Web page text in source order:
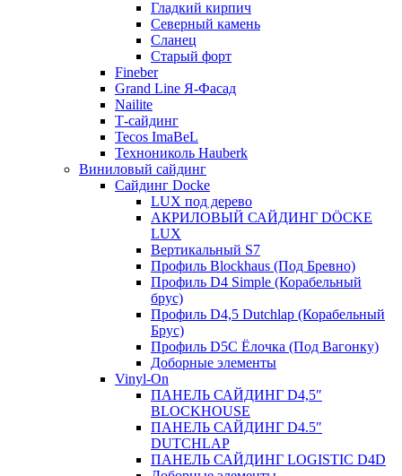
Гладкий кирпич
Северный камень
Сланец
Старый форт
Fineber
Grand Line Я-Фасад
Nailite
Т-сайдинг
Tecos ImaBeL
Технониколь Hauberk
Виниловый сайдинг
Сайдинг Docke
LUX под дерево
АКРИЛОВЫЙ САЙДИНГ DÖCKE
LUX
Вертикальный S7
Профиль Blockhaus (Под Бревно)
Профиль D4 Simple (Корабельный
брус)
Профиль D4,5 Dutchlap (Корабельный
Брус)
Профиль D5C Ёлочка (Под Вагонку)
Доборные элементы
Vinyl-On
ПАНЕЛЬ САЙДИНГ D4,5″
BLOCKHOUSE
ПАНЕЛЬ САЙДИНГ D4.5″
DUTCHLAP
ПАНЕЛЬ САЙДИНГ LOGISTIC D4D